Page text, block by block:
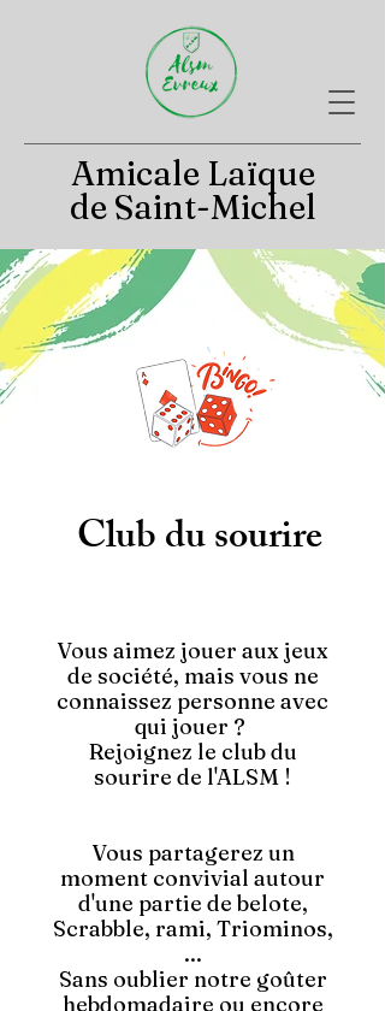
Amicale Laïque
de Saint-Michel
Club du sourire
Vous aimez jouer aux jeux
de société, mais vous ne
connaissez personne avec
qui jouer ?
Rejoignez le club du
sourire de l'ALSM !
Vous partagerez un
moment convivial autour
d'une partie de belote,
Scrabble, rami, Triominos,
...
Sans oublier notre goûter
hebdomadaire ou encore